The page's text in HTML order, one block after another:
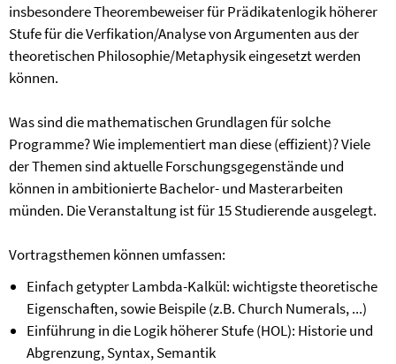
insbesondere Theorembeweiser für Prädikatenlogik höherer
Stufe für die Verfikation/Analyse von Argumenten aus der
theoretischen Philosophie/Metaphysik eingesetzt werden
können.
Was sind die mathematischen Grundlagen für solche
Programme? Wie implementiert man diese (effizient)? Viele
der Themen sind aktuelle Forschungsgegenstände und
können in ambitionierte Bachelor- und Masterarbeiten
münden. Die Veranstaltung ist für 15 Studierende ausgelegt.
Vortragsthemen können umfassen:
Einfach getypter Lambda-Kalkül: wichtigste theoretische
Eigenschaften, sowie Beispile (z.B. Church Numerals, ...)
Einführung in die Logik höherer Stufe (HOL): Historie und
Abgrenzung, Syntax, Semantik